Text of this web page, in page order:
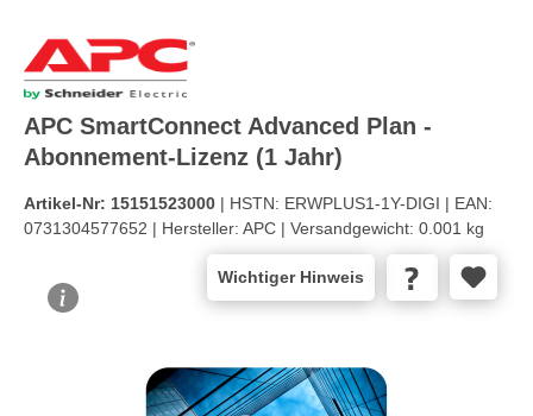
APC SmartConnect Advanced Plan -
Abonnement-Lizenz (1 Jahr)
Artikel-Nr: 15151523000 | HSTN: ERWPLUS1-1Y-DIGI | EAN:
0731304577652 | Hersteller: APC | Versandgewicht: 0.001 kg
Wichtiger Hinweis